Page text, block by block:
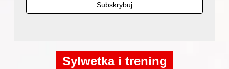
Sylwetka i trening